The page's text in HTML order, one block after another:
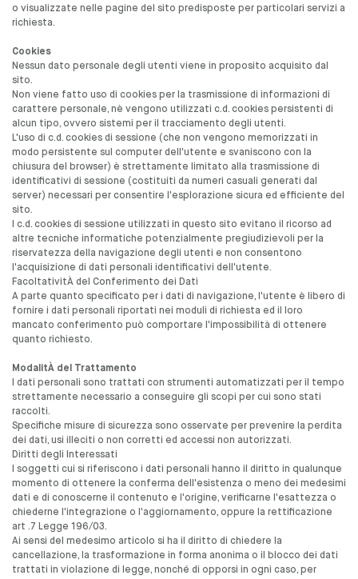
o visualizzate nelle pagine del sito predisposte per particolari servizi a
richiesta.
Cookies
Nessun dato personale degli utenti viene in proposito acquisito dal
sito.
Non viene fatto uso di cookies per la trasmissione di informazioni di
carattere personale, nè vengono utilizzati c.d. cookies persistenti di
alcun tipo, ovvero sistemi per il tracciamento degli utenti.
L'uso di c.d. cookies di sessione (che non vengono memorizzati in
modo persistente sul computer dell'utente e svaniscono con la
chiusura del browser) è strettamente limitato alla trasmissione di
identificativi di sessione (costituiti da numeri casuali generati dal
server) necessari per consentire l'esplorazione sicura ed efficiente del
sito.
I c.d. cookies di sessione utilizzati in questo sito evitano il ricorso ad
altre tecniche informatiche potenzialmente pregiudizievoli per la
riservatezza della navigazione degli utenti e non consentono
l'acquisizione di dati personali identificativi dell'utente.
FacoltativitÀ del Conferimento dei Dati
A parte quanto specificato per i dati di navigazione, l'utente è libero di
fornire i dati personali riportati nei moduli di richiesta ed il loro
mancato conferimento può comportare l'impossibilità di ottenere
quanto richiesto.
ModalitÀ del Trattamento
I dati personali sono trattati con strumenti automatizzati per il tempo
strettamente necessario a conseguire gli scopi per cui sono stati
raccolti.
Specifiche misure di sicurezza sono osservate per prevenire la perdita
dei dati, usi illeciti o non corretti ed accessi non autorizzati.
Diritti degli Interessati
I soggetti cui si riferiscono i dati personali hanno il diritto in qualunque
momento di ottenere la conferma dell'esistenza o meno dei medesimi
dati e di conoscerne il contenuto e l'origine, verificarne l'esattezza o
chiederne l'integrazione o l'aggiornamento, oppure la rettificazione
art .7 Legge 196/03.
Ai sensi del medesimo articolo si ha il diritto di chiedere la
cancellazione, la trasformazione in forma anonima o il blocco dei dati
trattati in violazione di legge, nonché di opporsi in ogni caso, per